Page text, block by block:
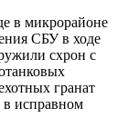
в микрорайоне
СБУ в ходе
схрон с
гранат
в исправном